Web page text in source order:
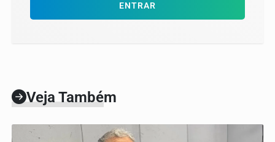
ENTRAR
Veja Também